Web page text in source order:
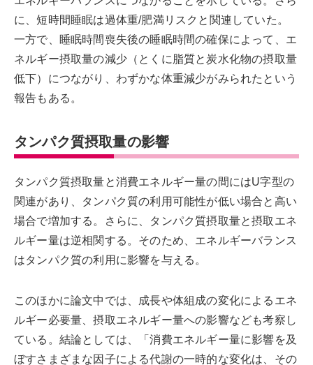
に、短時間睡眠は過体重/肥満リスクと関連していた。
一方で、睡眠時間喪失後の睡眠時間の確保によって、エ
ネルギー摂取量の減少（とくに脂質と炭水化物の摂取量
低下）につながり、わずかな体重減少がみられたという
報告もある。
タンパク質摂取量の影響
タンパク質摂取量と消費エネルギー量の間にはU字型の
関連があり、タンパク質の利用可能性が低い場合と高い
場合で増加する。さらに、タンパク質摂取量と摂取エネ
ルギー量は逆相関する。そのため、エネルギーバランス
はタンパク質の利用に影響を与える。
このほかに論文中では、成長や体組成の変化によるエネ
ルギー必要量、摂取エネルギー量への影響なども考察し
ている。結論としては、「消費エネルギー量に影響を及
ぼすさまざまな因子による代謝の一時的な変化は、その